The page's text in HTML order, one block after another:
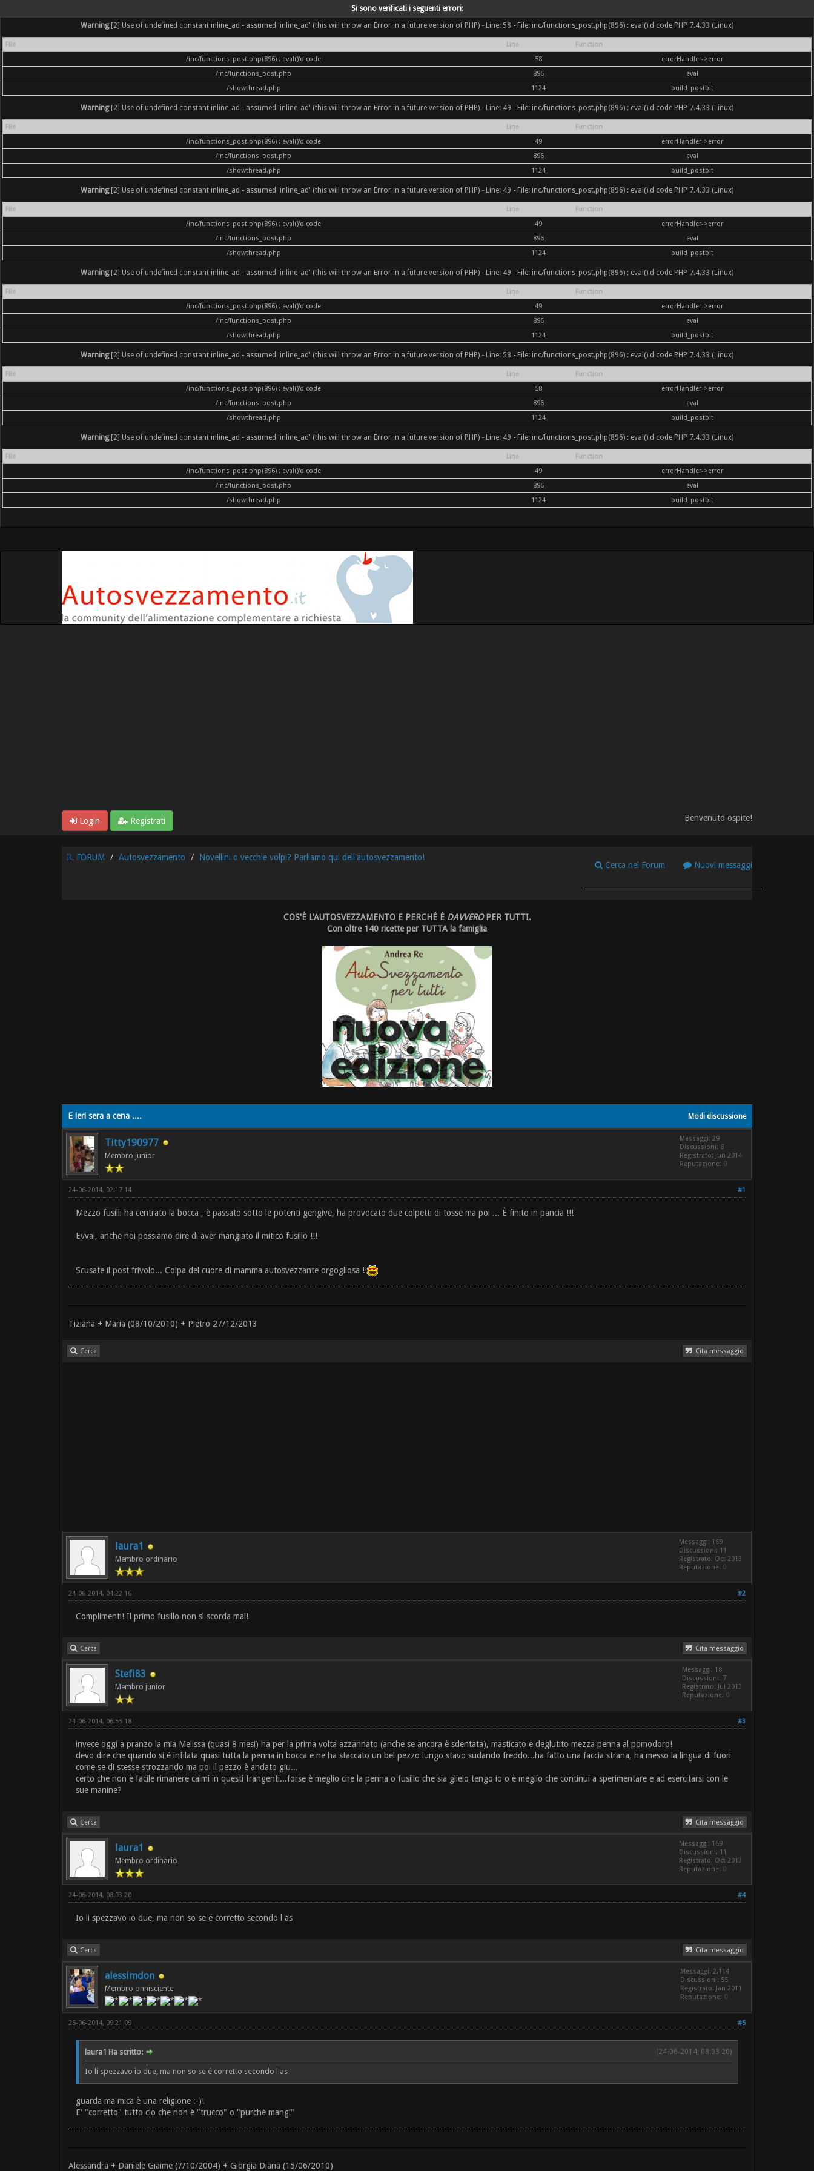
Si sono verificati i seguenti errori:
Warning[2] Use of undefined constant inline_ad - assumed 'inline_ad' (this will throw an Error in a future version of PHP) - Line: 58 - File: inc/functions_post.php(896) : eval()'d code PHP 7.4.33 (Linux)
File Line
Function
/inc/functions_post.php(896) : eval()'d code
58
errorHandler->error
/inc/functions_post.php
896
eval
/showthread.php
1124 build_postbit
Warning[2] Use of undefined constant inline_ad - assumed 'inline_ad' (this will throw an Error in a future version of PHP) - Line: 49 - File: inc/functions_post.php(896) : eval()'d code PHP 7.4.33 (Linux)
File Line
Function
/inc/functions_post.php(896) : eval()'d code
49
errorHandler->error
/inc/functions_post.php
896
eval
/showthread.php
1124 build_postbit
Warning[2] Use of undefined constant inline_ad - assumed 'inline_ad' (this will throw an Error in a future version of PHP) - Line: 49 - File: inc/functions_post.php(896) : eval()'d code PHP 7.4.33 (Linux)
File Line
Function
/inc/functions_post.php(896) : eval()'d code
49
errorHandler->error
/inc/functions_post.php
896
eval
/showthread.php
1124 build_postbit
Warning[2] Use of undefined constant inline_ad - assumed 'inline_ad' (this will throw an Error in a future version of PHP) - Line: 49 - File: inc/functions_post.php(896) : eval()'d code PHP 7.4.33 (Linux)
File Line
Function
/inc/functions_post.php(896) : eval()'d code
49
errorHandler->error
/inc/functions_post.php
896
eval
/showthread.php
1124 build_postbit
Warning[2] Use of undefined constant inline_ad - assumed 'inline_ad' (this will throw an Error in a future version of PHP) - Line: 58 - File: inc/functions_post.php(896) : eval()'d code PHP 7.4.33 (Linux)
File Line
Function
/inc/functions_post.php(896) : eval()'d code
58
errorHandler->error
/inc/functions_post.php
896
eval
/showthread.php
1124 build_postbit
Warning[2] Use of undefined constant inline_ad - assumed 'inline_ad' (this will throw an Error in a future version of PHP) - Line: 49 - File: inc/functions_post.php(896) : eval()'d code PHP 7.4.33 (Linux)
File Line
Function
/inc/functions_post.php(896) : eval()'d code
49
errorHandler->error
/inc/functions_post.php
896
eval
/showthread.php
1124 build_postbit
Login Registrati Benvenuto ospite!
Cerca nel Forum Nuovi messaggi
IL FORUM Autosvezzamento Novellini o vecchie volpi? Parliamo qui dell'autosvezzamento!
COS'È L'AUTOSVEZZAMENTO E PERCHÉ È DAVVEROPER TUTTI.
Con oltre 140 ricette per TUTTA la famiglia
Modi discussione
E ieri sera a cena ....
Titty190977
Membro junior
Messaggi: 29
Discussioni: 8
Registrato: Jun 2014
Reputazione: 0
#1
24-06-2014, 02:17 14
Mezzo fusilli ha centrato la bocca , è passato sotto le potenti gengive, ha provocato due colpetti di tosse ma poi ... È finito in pancia !!!
Evvai, anche noi possiamo dire di aver mangiato il mitico fusillo !!!
Scusate il post frivolo... Colpa del cuore di mamma autosvezzante orgogliosa !!
Tiziana + Maria (08/10/2010) + Pietro 27/12/2013
Cerca Cita messaggio
laura1
Membro ordinario
Messaggi: 169
Discussioni: 11
Registrato: Oct 2013
Reputazione: 0
#2
24-06-2014, 04:22 16
Complimenti! Il primo fusillo non sì scorda mai!
Cerca Cita messaggio
Stefi83
Membro junior
Messaggi: 18
Discussioni: 7
Registrato: Jul 2013
Reputazione: 0
#3
24-06-2014, 06:55 18
invece oggi a pranzo la mia Melissa (quasi 8 mesi) ha per la prima volta azzannato (anche se ancora è sdentata), masticato e deglutito mezza penna al pomodoro!
devo dire che quando si é infilata quasi tutta la penna in bocca e ne ha staccato un bel pezzo lungo stavo sudando freddo...ha fatto una faccia strana, ha messo la lingua di fuori
come se di stesse strozzando ma poi il pezzo è andato giu...
certo che non è facile rimanere calmi in questi frangenti...forse è meglio che la penna o fusillo che sia glielo tengo io o è meglio che continui a sperimentare e ad esercitarsi con le
sue manine?
Cerca Cita messaggio
laura1
Membro ordinario
Messaggi: 169
Discussioni: 11
Registrato: Oct 2013
Reputazione: 0
#4
24-06-2014, 08:03 20
Io li spezzavo io due, ma non so se é corretto secondo l as
Cerca Cita messaggio
alessimdon
Membro onnisciente
Messaggi: 2.114
Discussioni: 55
Registrato: Jan 2011
Reputazione: 0
#5
25-06-2014, 09:21 09
(24-06-2014, 08:03 20)
laura1 Ha scritto:
Io li spezzavo io due, ma non so se é corretto secondo l as
guarda ma mica è una religione :-)!
E' "corretto" tutto cio che non è "trucco" o "purchè mangi"
Alessandra + Daniele Giaime (7/10/2004) + Giorgia Diana (15/06/2010)